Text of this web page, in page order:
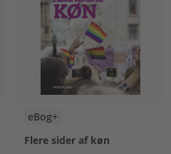
eBog+
Flere sider af køn